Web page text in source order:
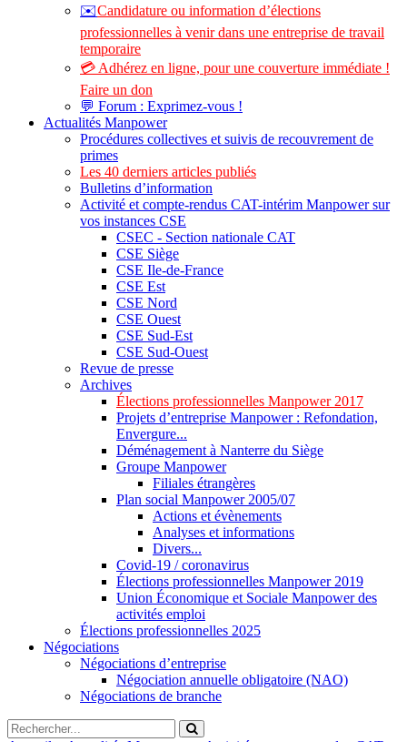
✉️Candidature ou information d’élections
professionnelles à venir dans une entreprise de travail
temporaire
💳 Adhérez en ligne, pour une couverture immédiate !
Faire un don
💬 Forum : Exprimez-vous !
Actualités Manpower
Procédures collectives et suivis de recouvrement de
primes
Les 40 derniers articles publiés
Bulletins d’information
Activité et compte-rendus CAT-intérim Manpower sur
vos instances CSE
CSEC - Section nationale CAT
CSE Siège
CSE Ile-de-France
CSE Est
CSE Nord
CSE Ouest
CSE Sud-Est
CSE Sud-Ouest
Revue de presse
Archives
Élections professionnelles Manpower 2017
Projets d’entreprise Manpower : Refondation,
Envergure...
Déménagement à Nanterre du Siège
Groupe Manpower
Filiales étrangères
Plan social Manpower 2005/07
Actions et évènements
Analyses et informations
Divers...
Covid-19 / coronavirus
Élections professionnelles Manpower 2019
Union Économique et Sociale Manpower des
activités emploi
Élections professionnelles 2025
Négociations
Négociations d’entreprise
Négociation annuelle obligatoire (NAO)
Négociations de branche